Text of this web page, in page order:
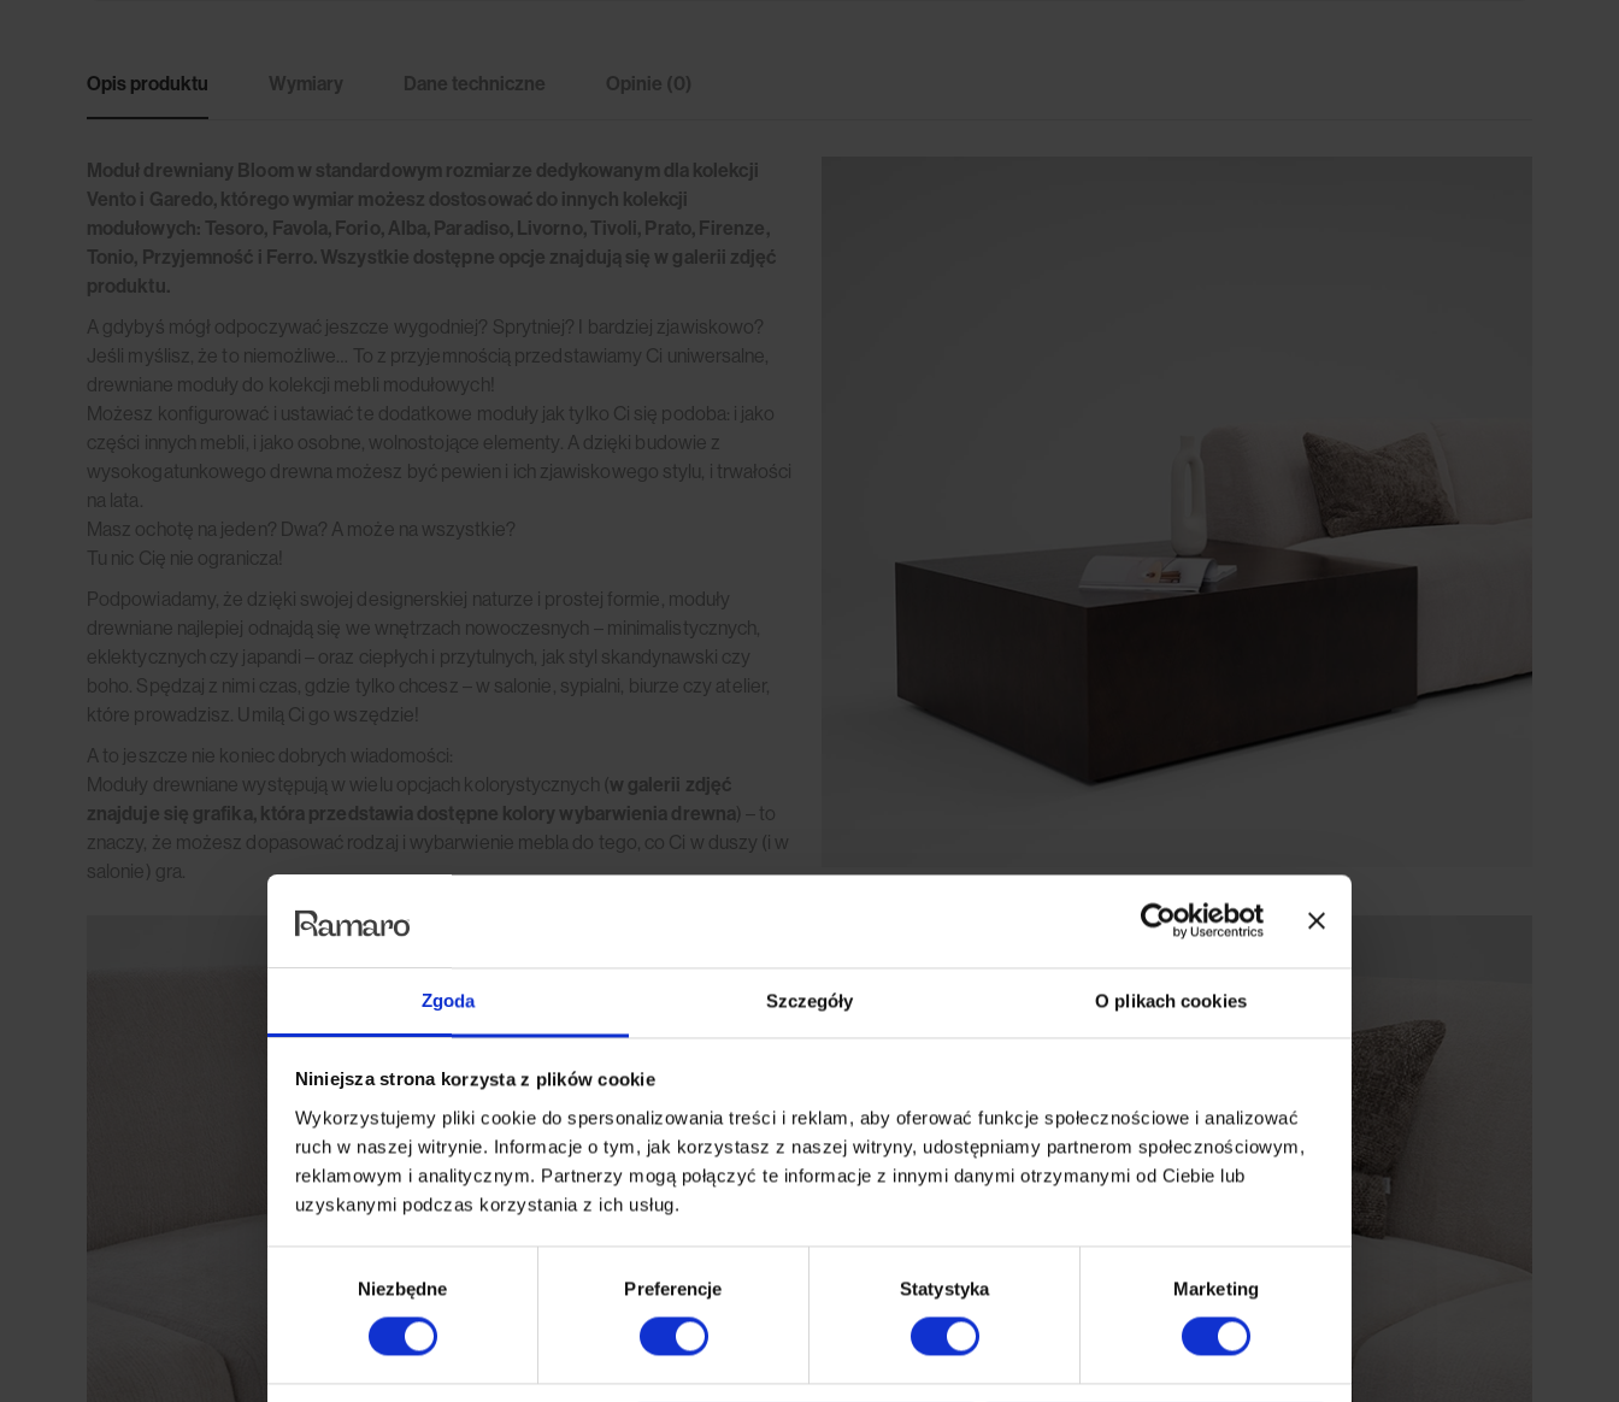
Zgoda Szczegóły O plikach cookies
Niniejsza strona korzysta z plików cookie
Wykorzystujemy pliki cookie do spersonalizowania treści i reklam, aby oferować funkcje społecznościowe i analizować
ruch w naszej witrynie. Informacje o tym, jak korzystasz z naszej witryny, udostępniamy partnerom społecznościowym,
reklamowym i analitycznym. Partnerzy mogą połączyć te informacje z innymi danymi otrzymanymi od Ciebie lub
uzyskanymi podczas korzystania z ich usług.
Niezbędne Preferencje Statystyka Marketing
Opis produktu Wymiary Dane techniczne Opinie (0)
Moduł drewniany Bloom w standardowym rozmiarze dedykowanym dla kolekcji
Vento i Garedo, którego wymiar możesz dostosować do innych kolekcji
modułowych: Tesoro, Favola, Forio, Alba, Paradiso, Livorno, Tivoli, Prato, Firenze,
Tonio, Przyjemność i Ferro. Wszystkie dostępne opcje znajdują się w galerii zdjęć
produktu.
A gdybyś mógł odpoczywać jeszcze wygodniej? Sprytniej? I bardziej zjawiskowo?
Jeśli myślisz, że to niemożliwe… To z przyjemnością przedstawiamy Ci uniwersalne,
drewniane moduły do kolekcji mebli modułowych!
Możesz konfigurować i ustawiać te dodatkowe moduły jak tylko Ci się podoba: i jako
części innych mebli, i jako osobne, wolnostojące elementy. A dzięki budowie z
wysokogatunkowego drewna możesz być pewien i ich zjawiskowego stylu, i trwałości
na lata.
Masz ochotę na jeden? Dwa? A może na wszystkie?
Tu nic Cię nie ogranicza!
Podpowiadamy, że dzięki swojej designerskiej naturze i prostej formie, moduły
drewniane najlepiej odnajdą się we wnętrzach nowoczesnych – minimalistycznych,
eklektycznych czy japandi – oraz ciepłych i przytulnych, jak styl skandynawski czy
boho. Spędzaj z nimi czas, gdzie tylko chcesz – w salonie, sypialni, biurze czy atelier,
które prowadzisz. Umilą Ci go wszędzie!
A to jeszcze nie koniec dobrych wiadomości:
Moduły drewniane występują w wielu opcjach kolorystycznych (w galerii zdjęć
znajduje się grafika, która przedstawia dostępne kolory wybarwienia drewna) – to
znaczy, że możesz dopasować rodzaj i wybarwienie mebla do tego, co Ci w duszy (i w
salonie) gra.